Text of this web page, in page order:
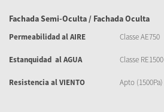
Fachada Semi-Oculta / Fachada Oculta
Permeabilidad al AIRE Classe AE750
Estanquidad al AGUA Classe RE1500
Resistencia al VIENTO Apto (1500Pa)